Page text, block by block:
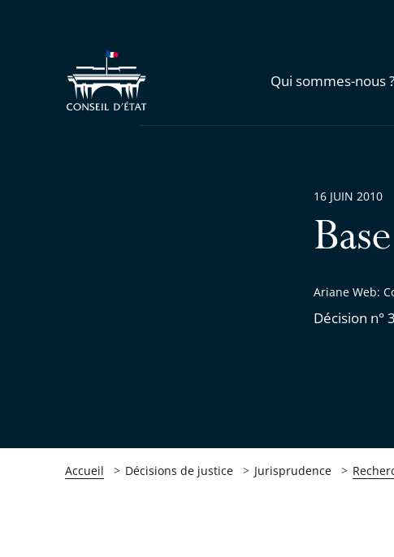
Qui sommes-nous ?
Ariane Web:
Décision n°
16 JUIN 2010
Accueil Décisions de justice Jurisprudence